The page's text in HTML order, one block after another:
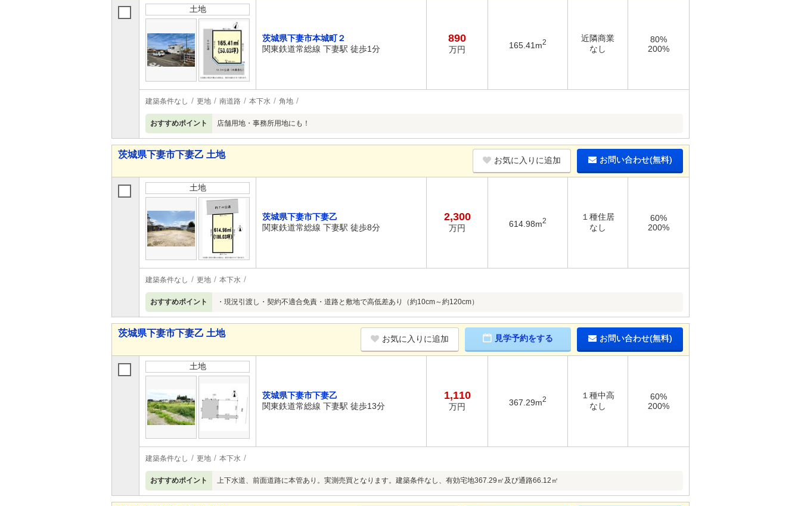
土地
茨城県下妻市本城町２
関東鉄道常総線 下妻駅 徒歩1分
890
万円 165.41m2
近隣商業
なし
80%
200%
建築条件なし 更地 南道路 本下水 角地
おすすめポイント 店舗用地・事務所用地にも！
茨城県下妻市下妻乙 土地
お気に入りに追加 お問い合わせ(無料)
土地
茨城県下妻市下妻乙
関東鉄道常総線 下妻駅 徒歩8分
2,300
万円 614.98m2
１種住居
なし
60%
200%
建築条件なし 更地 本下水
おすすめポイント ・現況引渡し・契約不適合免責・道路と敷地で高低差あり（約10cm～約120cm）
茨城県下妻市下妻乙 土地
お気に入りに追加 見学予約をする お問い合わせ(無料)
土地
茨城県下妻市下妻乙
関東鉄道常総線 下妻駅 徒歩13分
1,110
万円 367.29m2
１種中高
なし
60%
200%
建築条件なし 更地 本下水
おすすめポイント 上下水道、前面道路に本管あり。実測売買となります。建築条件なし、有効宅地367.29㎡及び通路66.12㎡